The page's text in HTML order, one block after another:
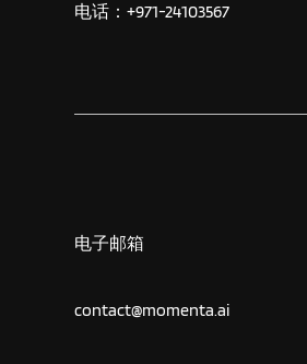
电话：+971-24103567
电子邮箱
contact@momenta.ai